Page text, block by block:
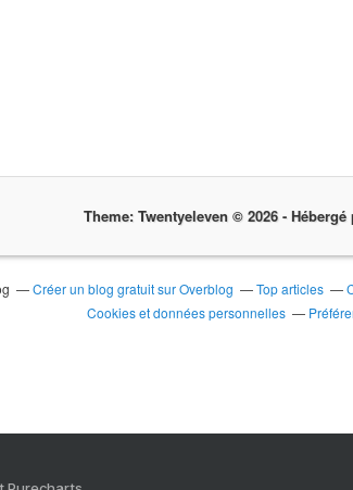
Theme: Twentyeleven © 2026 -
Créer un blog gratuit sur Overblog Top articles
Cookies et données personnelles